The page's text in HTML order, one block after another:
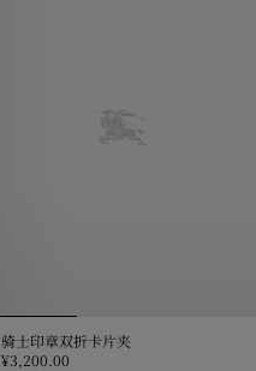
骑士印章双折卡片夹
¥3,200.00